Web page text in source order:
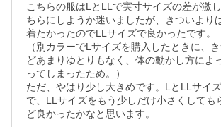
こちらの服はLとLLで実寸サイズの差が激
ちらにしようか迷いましたが、きついより
着たかったのでLLサイズで良かったです。
（別カラーでLサイズを購入したときに、
どあまりゆとりもなく、体の動かし方によ
ってしまったため。）
ただ、やはり少し大きめです。LとLLサイ
で、LLサイズをもう少しだけ小さくしても
ど良かったかなと思います。